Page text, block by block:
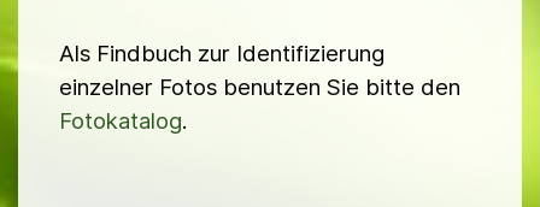
Als Findbuch zur Identifizierung
einzelner Fotos benutzen Sie bitte den
Fotokatalog.